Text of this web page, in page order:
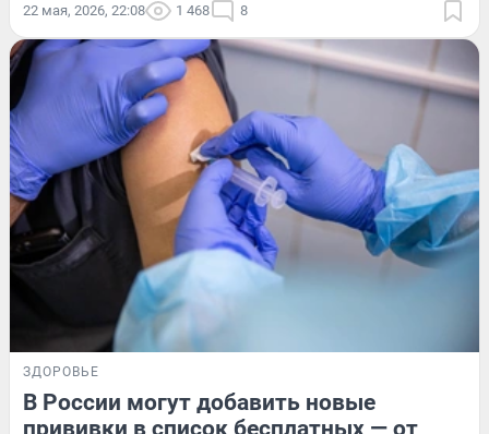
22 мая, 2026, 22:08 1 468 8
ЗДОРОВЬЕ
В России могут добавить новые
прививки в список бесплатных — от